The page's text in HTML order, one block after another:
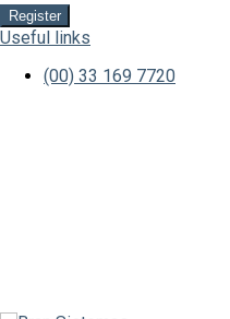
Register
Useful links
(00) 33 169 7720